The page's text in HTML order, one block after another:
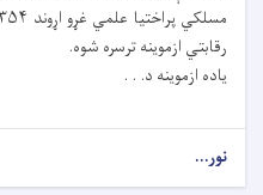
رقابتي ازموینه ترسره شوه.
ياده ازموینه د. . .
نور...